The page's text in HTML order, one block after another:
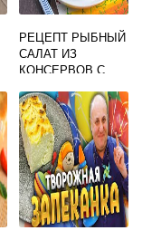
РЕЦЕПТ РЫБНЫЙ
САЛАТ ИЗ
КОНСЕРВОВ С